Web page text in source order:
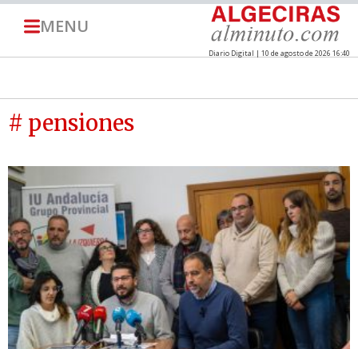
MENU
Diario Digital | 10 de agosto de 2026 16:40
# pensiones